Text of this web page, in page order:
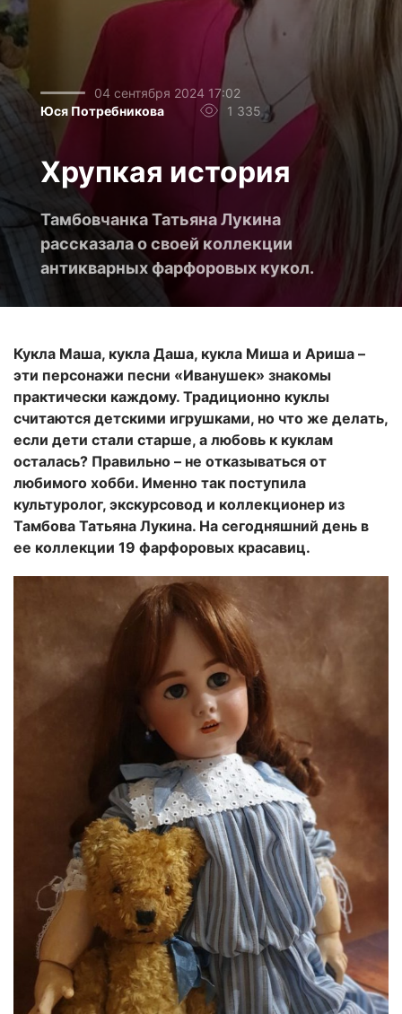
04 сентября 2024 17:02
Юся Потребникова
1 335
Хрупкая история
Тамбовчанка Татьяна Лукина
рассказала о своей коллекции
антикварных фарфоровых кукол.
Кукла Маша, кукла Даша, кукла Миша и Ариша –
эти персонажи песни «Иванушек» знакомы
практически каждому. Традиционно куклы
считаются детскими игрушками, но что же делать,
если дети стали старше, а любовь к куклам
осталась? Правильно – не отказываться от
любимого хобби. Именно так поступила
культуролог, экскурсовод и коллекционер из
Тамбова Татьяна Лукина. На сегодняшний день в
ее коллекции 19 фарфоровых красавиц.